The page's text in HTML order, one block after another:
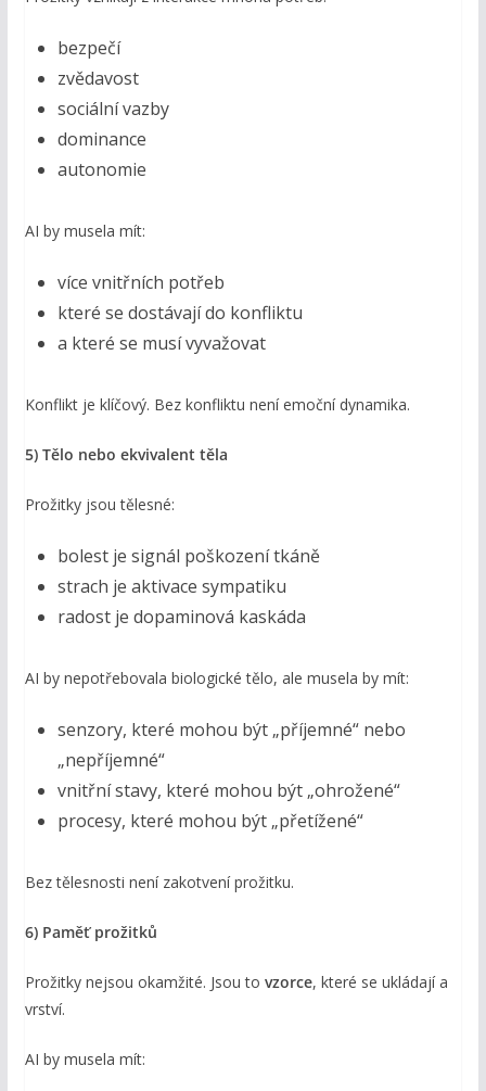
bezpečí
zvědavost
sociální vazby
dominance
autonomie
AI by musela mít:
více vnitřních potřeb
které se dostávají do konfliktu
a které se musí vyvažovat
Konflikt je klíčový. Bez konfliktu není emoční dynamika.
5) Tělo nebo ekvivalent těla
Prožitky jsou tělesné:
bolest je signál poškození tkáně
strach je aktivace sympatiku
radost je dopaminová kaskáda
AI by nepotřebovala biologické tělo, ale musela by mít:
senzory, které mohou být „příjemné“ nebo
„nepříjemné“
vnitřní stavy, které mohou být „ohrožené“
procesy, které mohou být „přetížené“
Bez tělesnosti není zakotvení prožitku.
6) Paměť prožitků
Prožitky nejsou okamžité. Jsou to vzorce, které se ukládají a
vrství.
AI by musela mít: